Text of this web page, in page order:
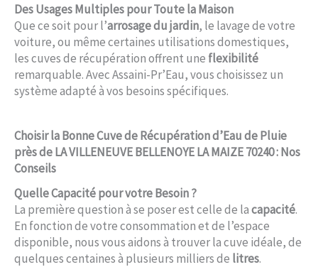
Des Usages Multiples pour Toute la Maison
Que ce soit pour l’arrosage du jardin, le lavage de votre
voiture, ou même certaines utilisations domestiques,
les cuves de récupération offrent une flexibilité
remarquable. Avec Assaini-Pr’Eau, vous choisissez un
système adapté à vos besoins spécifiques.
Choisir la Bonne Cuve de Récupération d’Eau de Pluie
près de LA VILLENEUVE BELLENOYE LA MAIZE 70240 : Nos
Conseils
Quelle Capacité pour votre Besoin ?
La première question à se poser est celle de lacapacité.
En fonction de votre consommation et de l’espace
disponible, nous vous aidons à trouver la cuve idéale, de
quelques centaines à plusieurs milliers de litres.